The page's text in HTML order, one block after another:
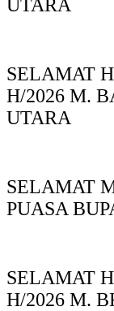
UTARA
SELAMAT
H/2026 M.
UTARA
SELAMAT
PUASA
SELAMAT
H/2026 M.